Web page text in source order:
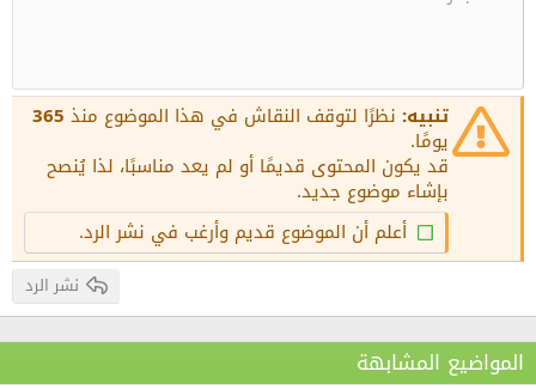
15
18
22
26
Georgia
Times New Roman
Trebuchet MS
Verdana
Justify text
عنوان 2
عنوان 3 تنبيه: نظرًا لتوقف النقاش في هذا الموضوع منذ 365
يومًا.
قد يكون المحتوى قديمًا أو لم يعد مناسبًا، لذا يُنصح
بإشاء موضوع جديد.
أعلم أن الموضوع قديم وأرغب في نشر الرد.
نشر الرد
المواضيع المشابهة